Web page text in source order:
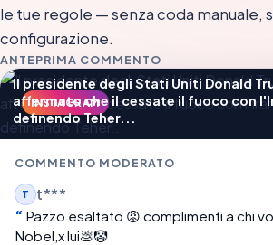
le tue regole — senza coda manuale,
configurazione.
ANTEPRIMA COMMENTO
INSTAGRAM
Il presidente degli Stati Uniti Donald
affermato che il cessate il fuoco con
definendo Teher...
COMMENTO MODERATO
T t***
Pazzo esaltato 😡 complimenti a chi
Nobel,x lui💩🤡